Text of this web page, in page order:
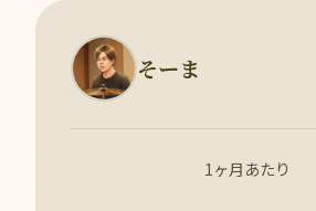
そーま
1ヶ月あたり